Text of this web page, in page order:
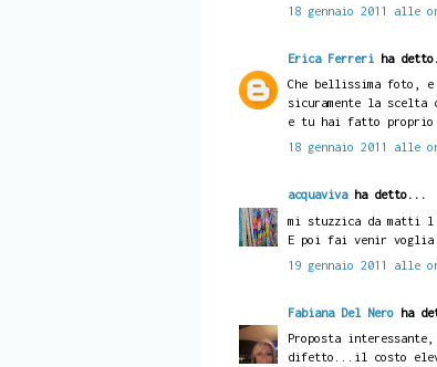
18 gennaio 2011 alle
Erica Ferreriha
Che bellissima foto,
sicuramente la
e tu hai fatto proprio
18 gennaio 2011 alle
acquavivaha detto...
mi stuzzica da matti
E poi fai venir voglia
19 gennaio 2011 alle
Fabiana Del Neroha
Proposta
difetto...il costo